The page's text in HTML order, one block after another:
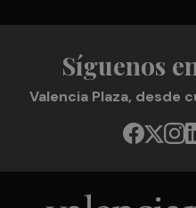
Síguenos
Valencia Plaza, desde